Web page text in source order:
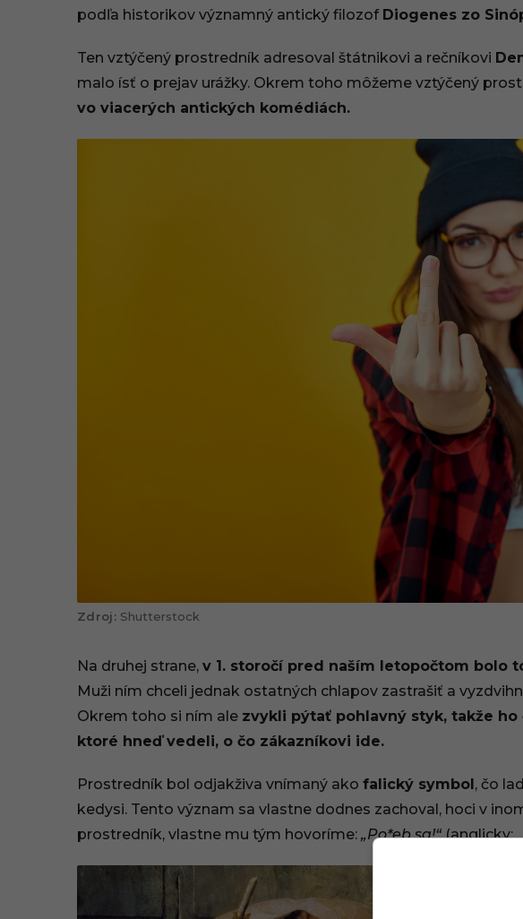
1
2
:
podľa historikov významný antický filozof Diogenes zo
Ten vztýčený prostredník adresoval štátnikovi a rečníkovi
malo ísť o prejav urážky. Okrem toho môžeme vztýčený
vo viacerých antických komédiách.
Shutterstock
Na druhej strane, v 1. storočí pred naším letopočtom bolo
Muži ním chceli jednak ostatných chlapov zastrašiť a
Okrem toho si ním ale zvykli pýtať pohlavný styk, takže
ktoré hneď vedeli, o čo zákazníkovi ide.
Prostredník bol odjakživa vnímaný ako falický symbol, čo
kedysi. Tento význam sa vlastne dodnes zachoval, hoci v
prostredník, vlastne mu tým hovoríme: „Po*eb sa!“(anglicky: